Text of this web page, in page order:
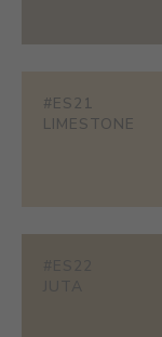
#ES21
LIMESTONE